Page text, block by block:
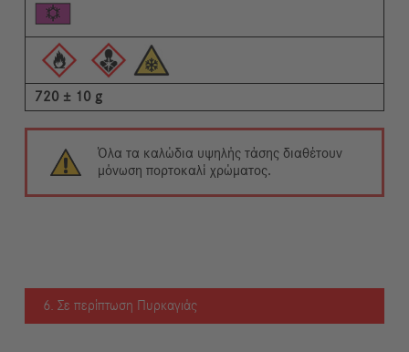
720 ± 10 g
Όλα τα καλώδια υψηλής τάσης διαθέτουν
μόνωση πορτοκαλί χρώματος.
6. Σε περίπτωση Πυρκαγιάς